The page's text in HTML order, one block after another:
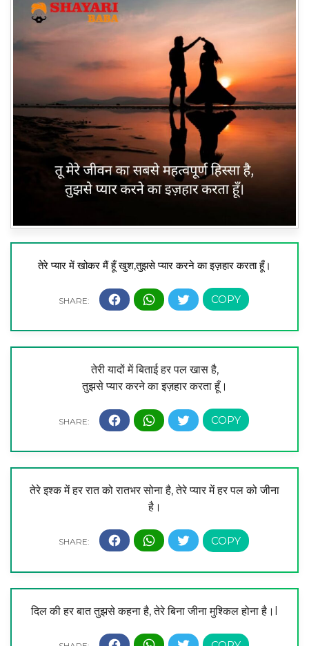
तेरे प्यार में खोकर मैं हूँ खुश,तुझसे प्यार करने का इज़हार करता हूँ।
तेरी यादों में बिताई हर पल खास है,
तुझसे प्यार करने का इज़हार करता हूँ।
तेरे इश्क में हर रात को रातभर सोना है, तेरे प्यार में हर पल को जीना
है।
दिल की हर बात तुझसे कहना है, तेरे बिना जीना मुश्किल होना है।l